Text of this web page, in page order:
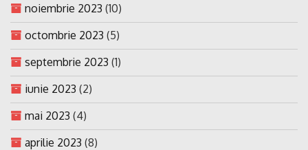
noiembrie 2023 (10)
octombrie 2023 (5)
septembrie 2023 (1)
iunie 2023 (2)
mai 2023 (4)
aprilie 2023 (8)